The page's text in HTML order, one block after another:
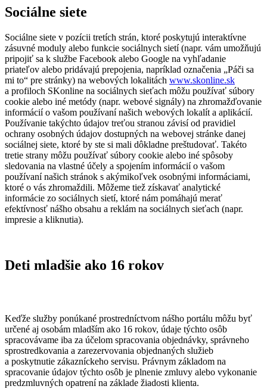
Sociálne siete
Sociálne siete v pozícii tretích strán, ktoré poskytujú interaktívne
zásuvné moduly alebo funkcie sociálnych sietí (napr. vám umožňujú
pripojiť sa k službe Facebook alebo Google na vyhľadanie
priateľov alebo pridávajú prepojenia, napríklad označenia „Páči sa
mi to“ pre stránky) na webových lokalitách www.skonline.sk
a profiloch SKonline na sociálnych sieťach môžu používať súbory
cookie alebo iné metódy (napr. webové signály) na zhromažďovanie
informácií o vašom používaní našich webových lokalít a aplikácií.
Používanie takýchto údajov treťou stranou závisí od pravidiel
ochrany osobných údajov dostupných na webovej stránke danej
sociálnej siete, ktoré by ste si mali dôkladne preštudovať. Takéto
tretie strany môžu používať súbory cookie alebo iné spôsoby
sledovania na vlastné účely a spojením informácií o vašom
používaní našich stránok s akýmikoľvek osobnými informáciami,
ktoré o vás zhromaždili. Môžeme tiež získavať analytické
informácie zo sociálnych sietí, ktoré nám pomáhajú merať
efektívnosť nášho obsahu a reklám na sociálnych sieťach (napr.
impresie a kliknutia).
Deti mladšie ako 16 rokov
Keďže služby ponúkané prostredníctvom nášho portálu môžu byť
určené aj osobám mladším ako 16 rokov, údaje týchto osôb
spracovávame iba za účelom spracovania objednávky, správneho
sprostredkovania a zarezervovania objednaných služieb
a poskytnutie zákazníckeho servisu. Právnym základom na
spracovanie údajov týchto osôb je plnenie zmluvy alebo vykonanie
predzmluvných opatrení na základe žiadosti klienta.